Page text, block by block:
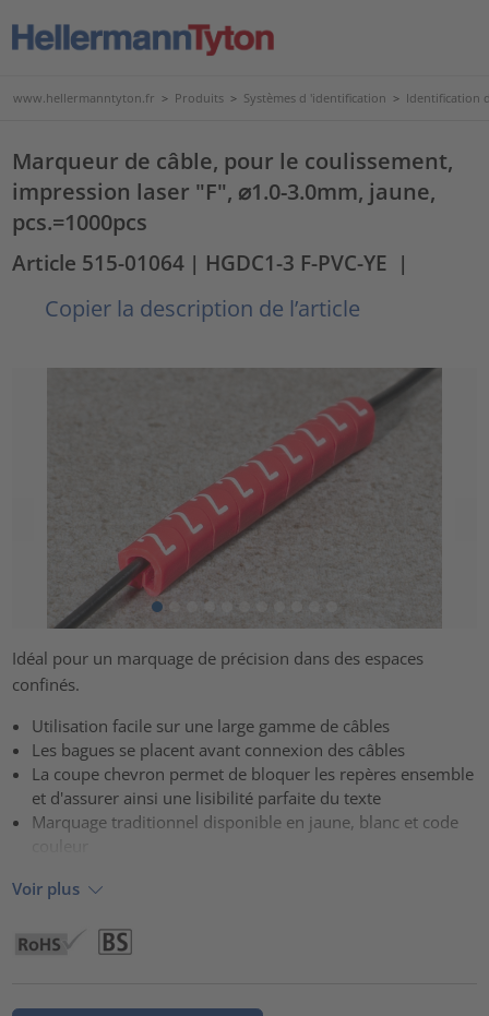
www.hellermanntyton.fr > Produits > Systèmes d 'identification > Identification
Marqueur de câble, pour le coulissement,
impression laser "F", ⌀1.0-3.0mm, jaune,
pcs.=1000pcs
Article 515-01064 | HGDC1-3 F-PVC-YE |
Copier la description de l’article
Idéal pour un marquage de précision dans des espaces
confinés.
Utilisation facile sur une large gamme de câbles
Les bagues se placent avant connexion des câbles
La coupe chevron permet de bloquer les repères ensemble
et d'assurer ainsi une lisibilité parfaite du texte
Marquage traditionnel disponible en jaune, blanc et code
Voir plus